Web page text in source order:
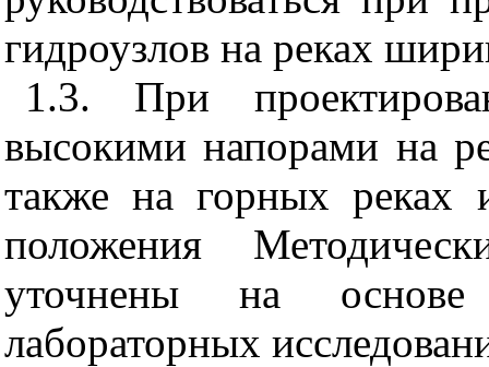
гидроузлов на реках
1.3. При
высокими напорами на
также на горных реках
положения
уточнены на
лабораторных